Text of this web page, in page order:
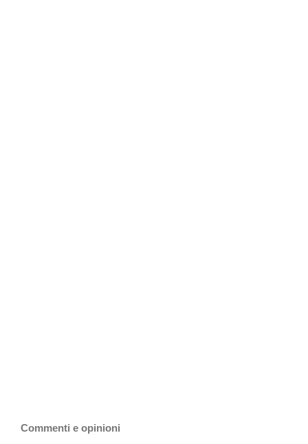
Commenti e opinioni